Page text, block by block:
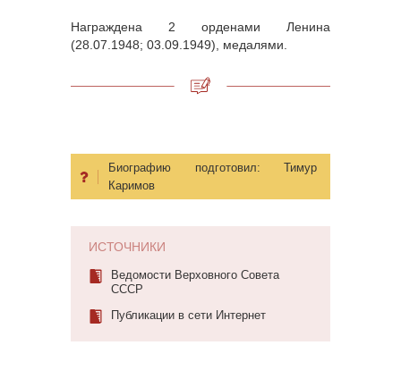
Награждена 2 орденами Ленина
(28.07.1948; 03.09.1949), медалями.
Биографию подготовил: Тимур
Каримов
ИСТОЧНИКИ
Ведомости Верховного Совета
СССР
Публикации в сети Интернет